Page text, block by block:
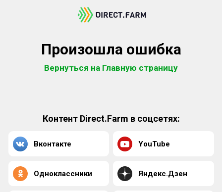
Произошла ошибка
Вернуться на Главную страницу
Контент Direct.Farm в соцсетях:
Вконтакте YouTube
Одноклассники Яндекс.Дзен